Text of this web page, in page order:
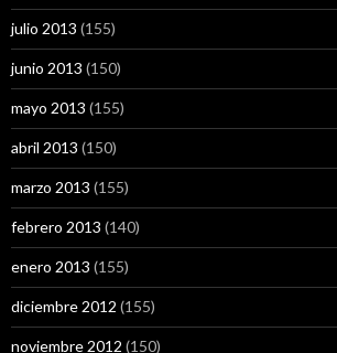
julio 2013 (155)
junio 2013 (150)
mayo 2013 (155)
abril 2013 (150)
marzo 2013 (155)
febrero 2013 (140)
enero 2013 (155)
diciembre 2012 (155)
noviembre 2012 (150)